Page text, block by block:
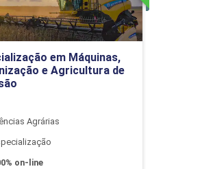
em Agronegócios
10h
no Agronegócio
em Máquinas,
e Agricultura de
Agrárias
on-line